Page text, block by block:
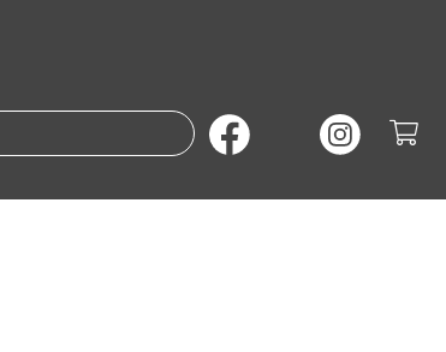
Suche nach Büchern oder